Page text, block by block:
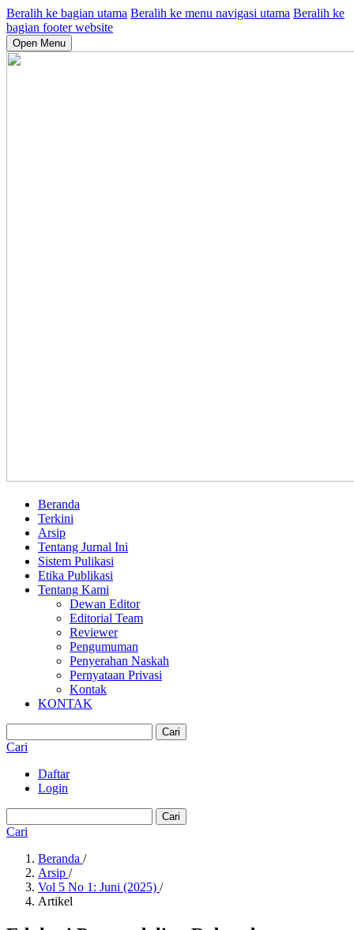
Beralih ke bagian utama Beralih ke menu navigasi utama Beralih ke
bagian footer website
Open Menu
Beranda
Terkini
Arsip
Tentang Jurnal Ini
Sistem Pulikasi
Etika Publikasi
Tentang Kami
Dewan Editor
Editorial Team
Reviewer
Pengumuman
Penyerahan Naskah
Pernyataan Privasi
Kontak
KONTAK
Cari
Cari
Daftar
Login
Cari
Cari
Beranda /
Arsip /
Vol 5 No 1: Juni (2025) /
Artikel